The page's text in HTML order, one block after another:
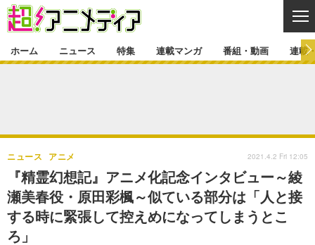
ゲーム・アプリ マンガ
グッズ イベント
声優 コスプレ
特集一覧 カバー
ラキりす
連載マンガ
連載マンガ一覧 連載一覧
番組・動画
番組・動画一覧 ラジオ
動画
連載・ブログ
連載・ブログ一覧 コラム
ホーム ニュース 特集 連載マンガ 番組・動画 連載
『精霊幻想記』アニメ化記念インタビュー～綾
瀬美春役・原田彩楓～似ている部分は「人と接
する時に緊張して控えめになってしまうとこ
ろ」
ニュース アニメ 2021.4.2 Fri 12:05